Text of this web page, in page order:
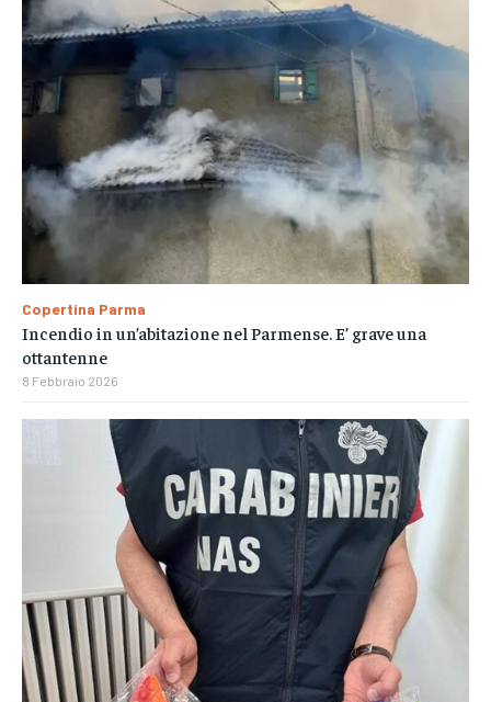
Copertina Parma
Incendio in un’abitazione nel Parmense. E’ grave una
ottantenne
8 Febbraio 2026